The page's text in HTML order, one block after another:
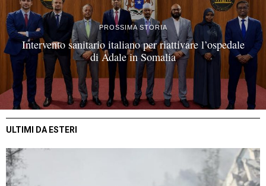
PROSSIMA STORIA
Intervento sanitario italiano per riattivare l’ospedale
di Adale in Somalia
ULTIMI DA ESTERI